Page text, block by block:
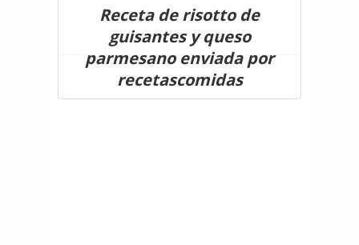
Receta de risotto de
guisantes y queso
parmesano enviada por
recetascomidas